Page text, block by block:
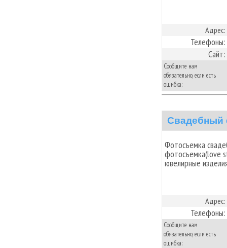
Адрес:
Телефоны:
Сайт:
Сообщите нам
обязательно, если есть
ошибка:
Свадебный
Фотосъемка
фотосъемка(love
ювелирные
Адрес:
Телефоны:
Сообщите нам
обязательно, если есть
ошибка: